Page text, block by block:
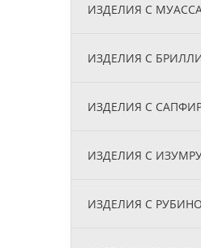
ИЗДЕЛИЯ С
ИЗДЕЛИЯ С
ИЗДЕЛИЯ С
ИЗДЕЛИЯ С
ИЗДЕЛИЯ С